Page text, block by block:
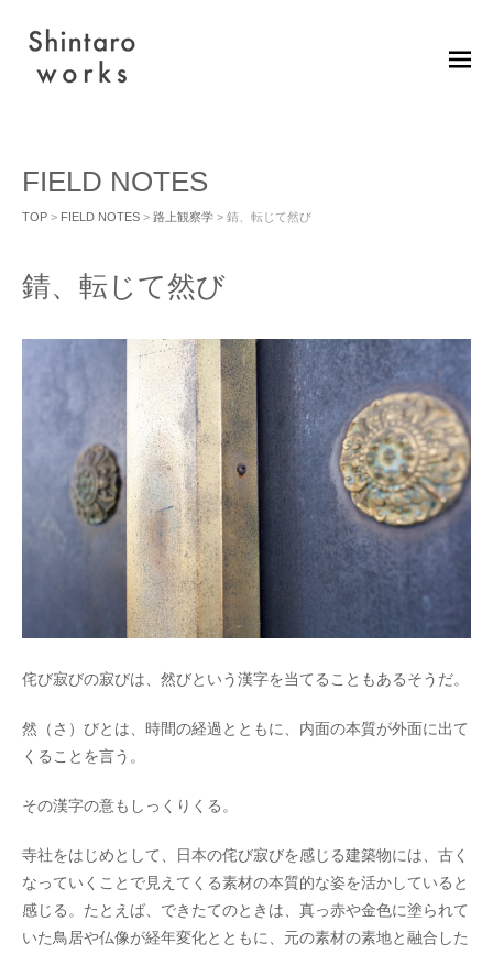
FIELD NOTES
TOP > FIELD NOTES > 路上観察学 > 錆、転じて然び
錆、転じて然び
侘び寂びの寂びは、然びという漢字を当てることもあるそうだ。
然（さ）びとは、時間の経過とともに、内面の本質が外面に出て
くることを言う。
その漢字の意もしっくりくる。
寺社をはじめとして、日本の侘び寂びを感じる建築物には、古く
なっていくことで見えてくる素材の本質的な姿を活かしていると
感じる。たとえば、できたてのときは、真っ赤や金色に塗られて
いた鳥居や仏像が経年変化とともに、元の素材の素地と融合した